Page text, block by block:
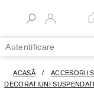
conținut
Autentificare
ACASĂ / ACCESORII
DECORATIUNI